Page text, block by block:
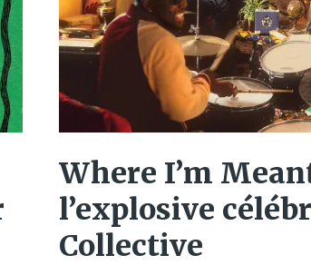
Where I’m
l’explosive
Collective